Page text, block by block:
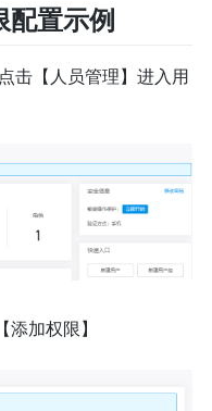
置示例
击【人员管理】进入用
加权限】